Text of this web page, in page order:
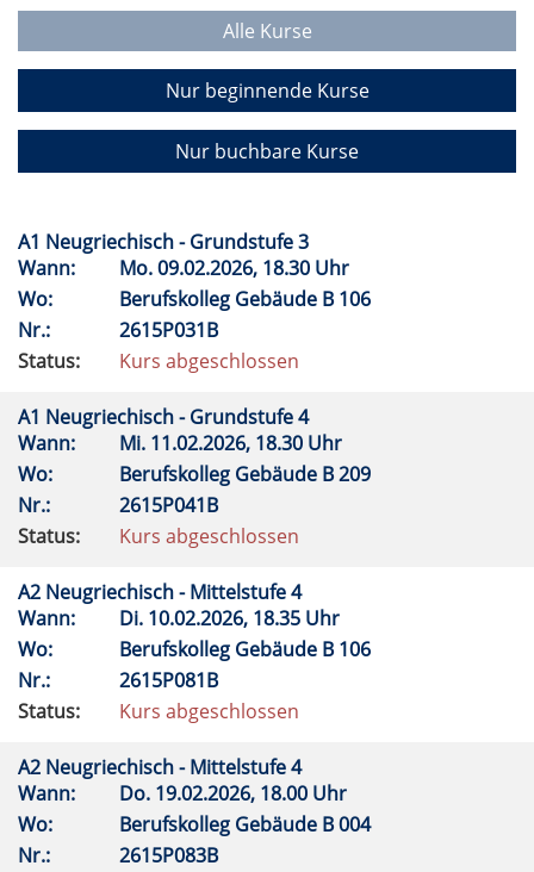
Alle Kurse
Nur beginnende Kurse
Nur buchbare Kurse
A1 Neugriechisch - Grundstufe 3
Wann:
Mo.09.02.2026, 18.30 Uhr
Wo:
Berufskolleg Gebäude B 106
Nr.:
2615P031B
Status:
Kurs abgeschlossen
A1 Neugriechisch - Grundstufe 4
Wann:
Mi. 11.02.2026, 18.30 Uhr
Wo:
Berufskolleg Gebäude B 209
Nr.:
2615P041B
Status:
Kurs abgeschlossen
A2 Neugriechisch - Mittelstufe 4
Wann:
Di. 10.02.2026, 18.35 Uhr
Wo:
Berufskolleg Gebäude B 106
Nr.:
2615P081B
Status:
Kurs abgeschlossen
A2 Neugriechisch - Mittelstufe 4
Wann:
Do. 19.02.2026, 18.00 Uhr
Wo:
Berufskolleg Gebäude B 004
Nr.:
2615P083B